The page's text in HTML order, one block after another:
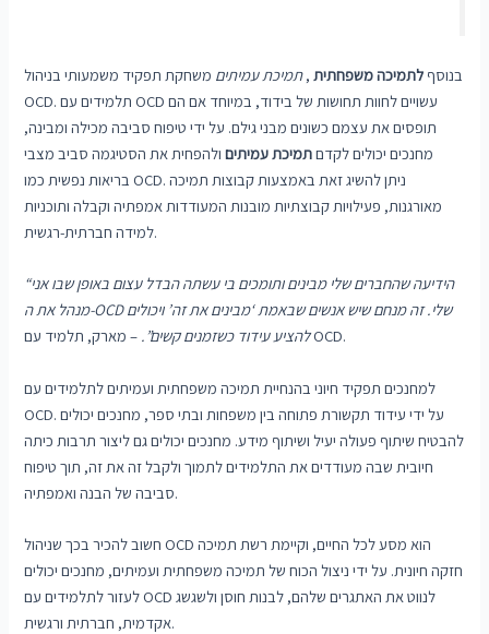
בנוסף לתמיכה משפחתית,תמיכת עמיתים משחקת תפקיד משמעותי בניהול
OCD. תלמידים עם OCD עשויים לחוות תחושות של בידוד, במיוחד אם הם
תופסים את עצמם כשונים מבני גילם. על ידי טיפוח סביבה מכילה ומבינה,
מחנכים יכולים לקדםתמיכת עמיתיםולהפחית את הסטיגמה סביב מצבי
בריאות נפשית כמו OCD. ניתן להשיג זאת באמצעות קבוצות תמיכה
מאורגנות, פעילויות קבוצתיות מובנות המעודדות אמפתיה וקבלה ותוכניות
למידה חברתית-רגשית.
“הידיעה שהחברים שלי מבינים ותומכים בי עשתה הבדל עצום באופן שבו אני
מנהל את ה-OCD שלי. זה מנחם שיש אנשים שבאמת ‘מבינים את זה’ ויכולים
להציע עידוד כשזמנים קשים”.– מארק, תלמיד עם OCD.
למחנכים תפקיד חיוני בהנחיית תמיכה משפחתית ועמיתים לתלמידים עם
OCD. על ידי עידוד תקשורת פתוחה בין משפחות ובתי ספר, מחנכים יכולים
להבטיח שיתוף פעולה יעיל ושיתוף מידע. מחנכים יכולים גם ליצור תרבות כיתה
חיובית שבה מעודדים את התלמידים לתמוך ולקבל זה את זה, תוך טיפוח
סביבה של הבנה ואמפתיה.
חשוב להכיר בכך שניהול OCD הוא מסע לכל החיים, וקיימת רשת תמיכה
חזקה חיונית. על ידי ניצול הכוח של תמיכה משפחתית ועמיתים, מחנכים יכולים
לעזור לתלמידים עם OCD לנווט את האתגרים שלהם, לבנות חוסן ולשגשג
אקדמית, חברתית ורגשית.